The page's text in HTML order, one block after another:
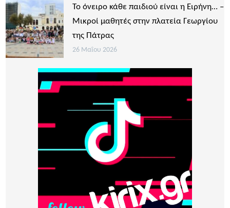
Το όνειρο κάθε παιδιού είναι η Ειρήνη… –
Μικροί μαθητές στην πλατεία Γεωργίου
της Πάτρας
26 Μαΐου 2026